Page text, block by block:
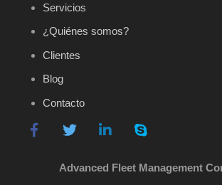
Servicios
¿Quiénes somos?
Clientes
Blog
Contacto
Advanced Fleet Management